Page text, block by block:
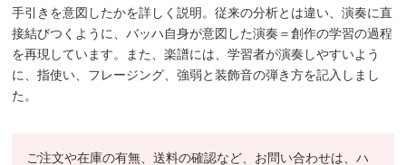
手引きを意図したかを詳しく説明。従来の分析とは違い、演奏に直
接結びつくように、バッハ自身が意図した演奏＝創作の学習の過程
を再現しています。また、楽譜には、学習者が演奏しやすいよう
に、指使い、フレージング、強弱と装飾音の弾き方を記入しまし
た。
ご注文や在庫の有無、送料の確認など、お問い合わせは、ハ